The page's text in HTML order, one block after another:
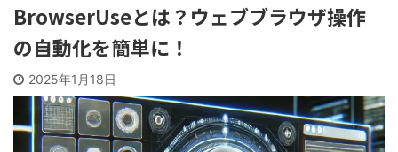
BrowserUseとは？ウェブブラウザ操作
の自動化を簡単に！
2025年1月18日